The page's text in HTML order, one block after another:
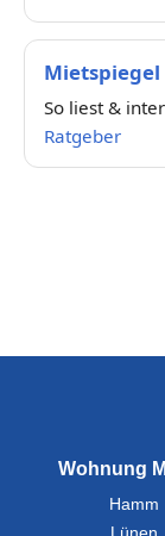
So liest &
Ratgeber
Wohnung
Hamm